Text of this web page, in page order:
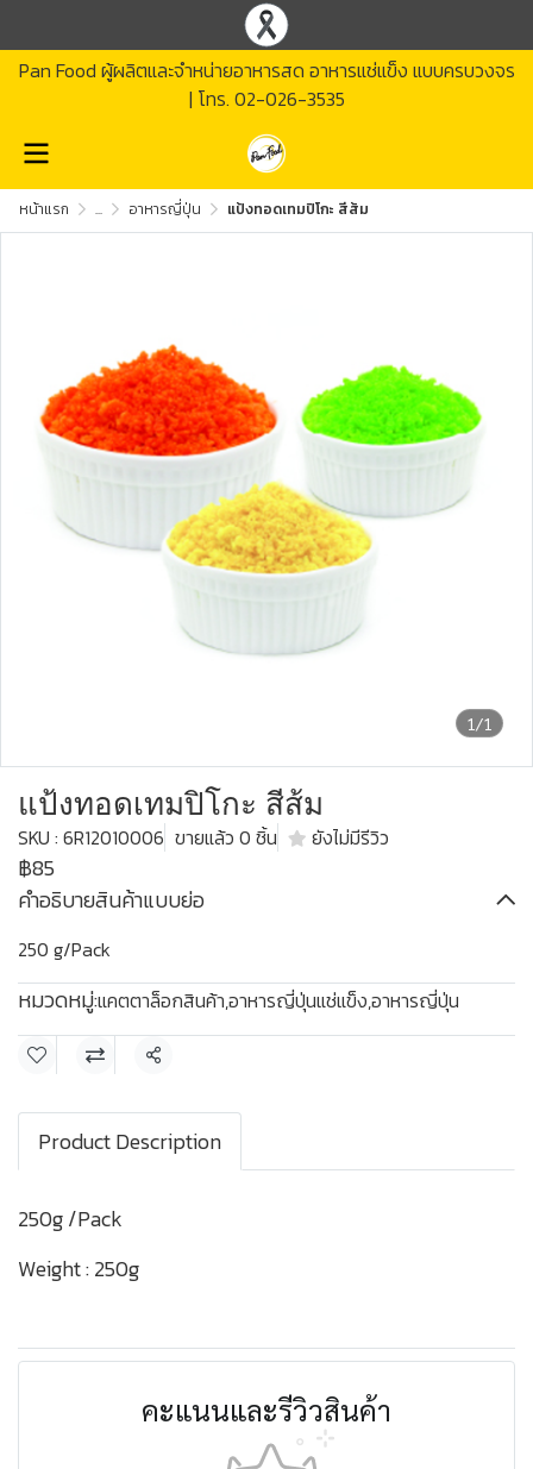
Pan Food ผู้ผลิตและจำหน่ายอาหารสด อาหารแช่แข็ง แบบครบวงจร
| โทร. 02-026-3535
หน้าแรก ... อาหารญี่ปุ่น แป้งทอดเทมปิโกะ สีส้ม
1/1
แป้งทอดเทมปิโกะ สีส้ม
SKU : 6R12010006 ขายแล้ว 0 ชิ้น ยังไม่มีรีวิว
฿85
คำอธิบายสินค้าแบบย่อ
250 g/Pack
หมวดหมู่:แคตตาล็อกสินค้า,อาหารญี่ปุ่นแช่แข็ง,อาหารญี่ปุ่น
แชร์
Product Description
250g /Pack
Weight : 250g
คะแนนและรีวิวสินค้า